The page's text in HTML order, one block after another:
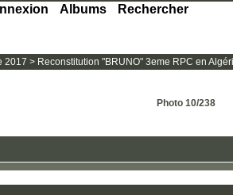
Albums Rechercher
2017 > Reconstitution "BRUNO" 3eme RPC en
Photo 10/238